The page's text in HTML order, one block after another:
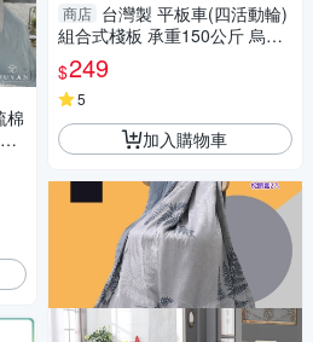
棉
商店 台灣製 平板車(四活動輪)
組合式棧板 承重150公斤 烏龜
車 推車 平板車 手推車 台車 塑
鋼推車 棧板
$249
5
加入購物車